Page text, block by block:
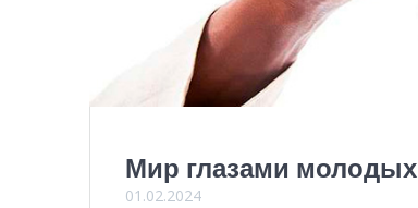
Мир глазами
01.02.2024